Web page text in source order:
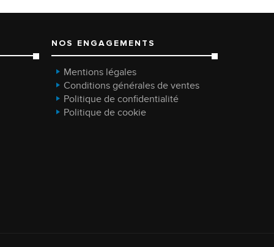
NOS ENGAGEMENTS
Mentions légales
Conditions générales de ventes
Politique de confidentialité
Politique de cookie